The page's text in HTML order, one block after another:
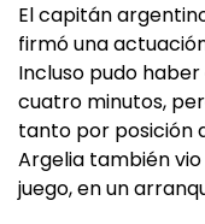
El capitán
firmó una
Incluso pudo
cuatro minutos,
tanto por posición
Argelia también
juego, en un